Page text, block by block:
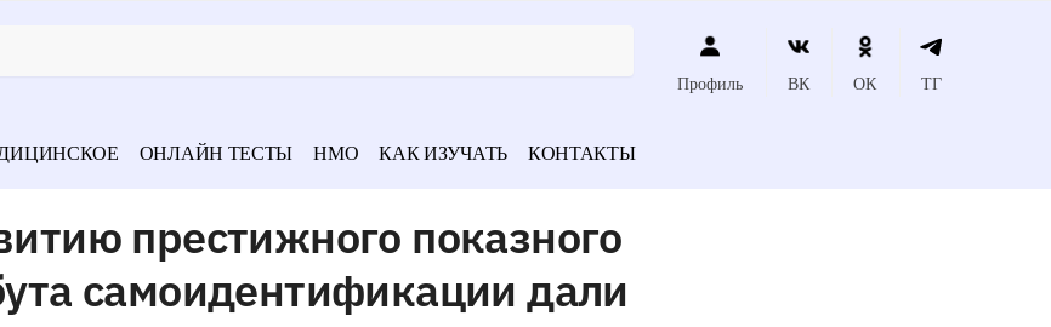
Профиль ВК ОК ТГ
ОНЛАЙН ТЕСТЫ НМО КАК ИЗУЧАТЬ КОНТАКТЫ
престижного показного
самоидентификации дали